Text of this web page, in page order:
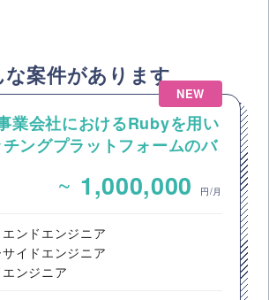
案件があります
NEW
業会社におけるRubyを用い
ングプラットフォームのバ
~ 1,000,000 円/月
ンドエンジニア
イドエンジニア
ンジニア